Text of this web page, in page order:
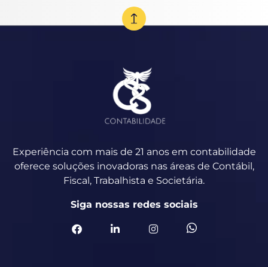
Experiência com mais de 21 anos em contabilidade
oferece soluções inovadoras nas áreas de Contábil,
Fiscal, Trabalhista e Societária.
Siga nossas redes sociais